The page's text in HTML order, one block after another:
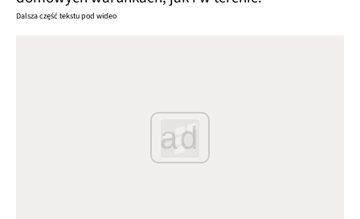
Dalsza część tekstu pod wideo
ad